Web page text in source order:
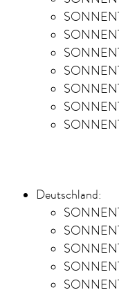
Deutschland: